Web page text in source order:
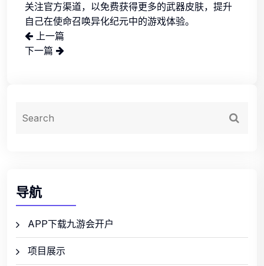
关注官方渠道，以免费获得更多的武器皮肤，提升
自己在使命召唤异化纪元中的游戏体验。
上一篇
下一篇
导航
APP下载九游会开户
项目展示